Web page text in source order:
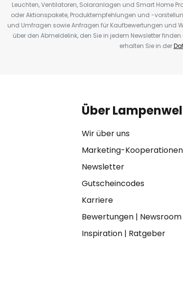
Leuchten, Ventilatoren, Solaranlagen und Smart Home
oder Aktionspakete, Produktempfehlungen und -
und Umfragen sowie Anfragen für Kaufbewertungen und
über den Abmeldelink, den Sie in jedem Newsletter
erhalten Sie in der
Über
Wir über uns
Marketing-Kooperationen
Newsletter
Gutscheincodes
Karriere
Bewertungen| Newsroom
Inspiration| Ratgeber